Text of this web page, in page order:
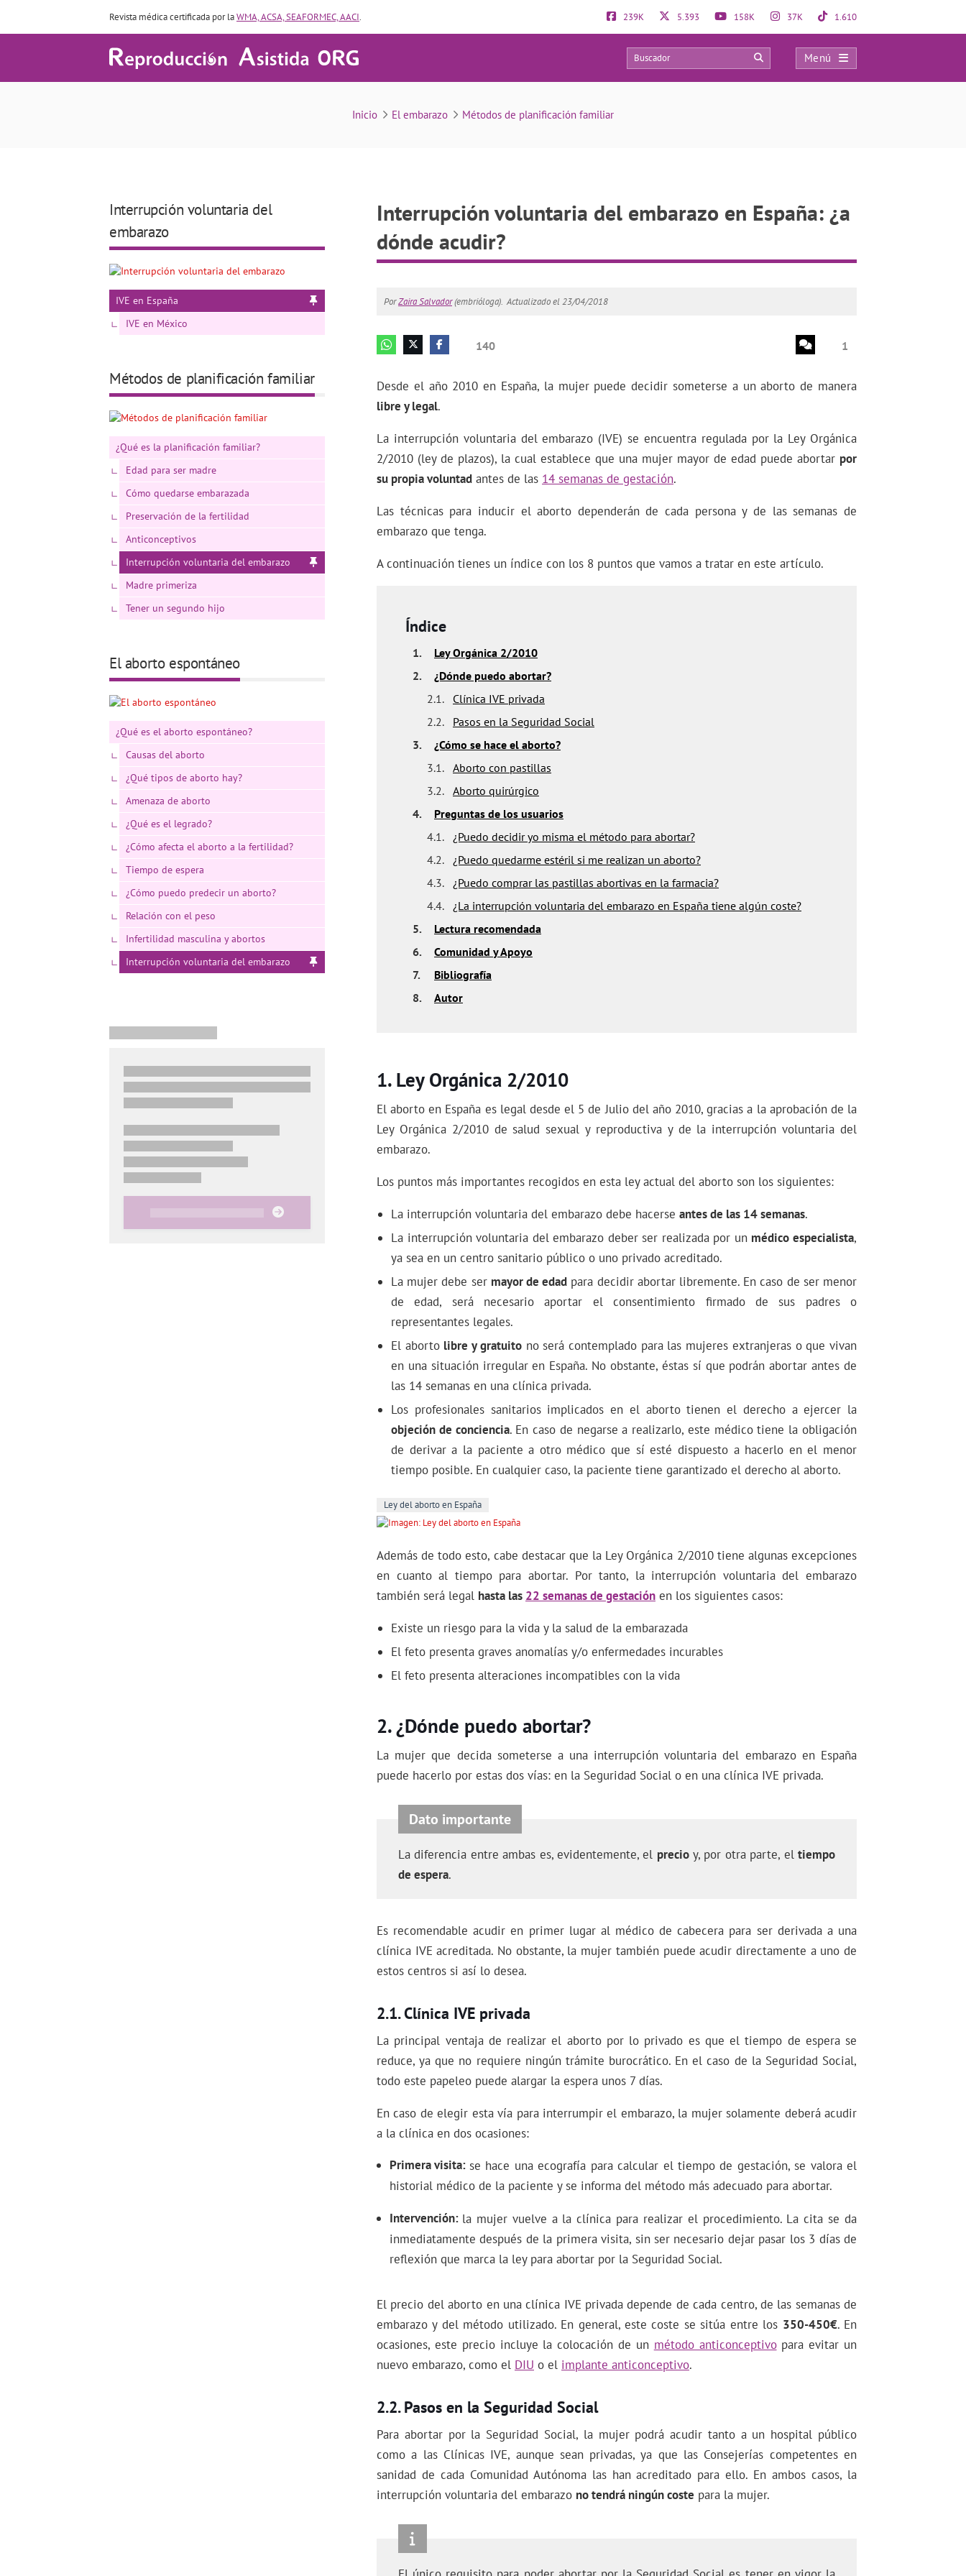
Revista médica certificada por laWMA, ACSA, SEAFORMEC, AACI. 239K 5.393 158K 37K 1.610
Menú
Interrupción voluntaria del embarazo en España: ¿a dónde acudir?
140 1
Inicio El embarazo Métodos de planificación familiar
Interrupción voluntaria del embarazo en España: ¿a
dónde acudir?
PorZaira Salvador(embrióloga). Actualizado el 23/04/2018
140 1
Desde el año 2010 en España, la mujer puede decidir someterse a un aborto de manera
libre y legal.
La interrupción voluntaria del embarazo (IVE) se encuentra regulada por la Ley Orgánica
2/2010 (ley de plazos), la cual establece que una mujer mayor de edad puede abortar por
su propia voluntad antes de las 14 semanas de gestación.
Las técnicas para inducir el aborto dependerán de cada persona y de las semanas de
embarazo que tenga.
A continuación tienes un índice con los 8 puntos que vamos a tratar en este artículo.
Índice
1.
Ley Orgánica 2/2010
2.
¿Dónde puedo abortar?
2.1.
Clínica IVE privada
2.2.
Pasos en la Seguridad Social
3.
¿Cómo se hace el aborto?
3.1. Aborto con pastillas
3.2. Aborto quirúrgico
4.
Preguntas de los usuarios
4.1. ¿Puedo decidir yo misma el método para abortar?
4.2. ¿Puedo quedarme estéril si me realizan un aborto?
4.3. ¿Puedo comprar las pastillas abortivas en la farmacia?
4.4. ¿La interrupción voluntaria del embarazo en España tiene algún coste?
5.
Lectura recomendada
6.
Comunidad y Apoyo
7.
Bibliografía
8.
Autor
Ley Orgánica 2/2010
El aborto en España es legal desde el 5 de Julio del año 2010, gracias a la aprobación de la
Ley Orgánica 2/2010 de salud sexual y reproductiva y de la interrupción voluntaria del
embarazo.
Los puntos más importantes recogidos en esta ley actual del aborto son los siguientes:
La interrupción voluntaria del embarazo debe hacerse antes de las 14 semanas.
La interrupción voluntaria del embarazo deber ser realizada por un médico especialista,
ya sea en un centro sanitario público o uno privado acreditado.
La mujer debe ser mayor de edad para decidir abortar libremente. En caso de ser menor
de edad, será necesario aportar el consentimiento firmado de sus padres o
representantes legales.
El aborto libre y gratuitono será contemplado para las mujeres extranjeras o que vivan
en una situación irregular en España. No obstante, éstas sí que podrán abortar antes de
las 14 semanas en una clínica privada.
Los profesionales sanitarios implicados en el aborto tienen el derecho a ejercer la
objeción de conciencia. En caso de negarse a realizarlo, este médico tiene la obligación
de derivar a la paciente a otro médico que sí esté dispuesto a hacerlo en el menor
tiempo posible. En cualquier caso, la paciente tiene garantizado el derecho al aborto.
Ley del aborto en España
Además de todo esto, cabe destacar que la Ley Orgánica 2/2010 tiene algunas excepciones
en cuanto al tiempo para abortar. Por tanto, la interrupción voluntaria del embarazo
también será legal hasta las 22 semanas de gestación en los siguientes casos:
Existe un riesgo para la vida y la salud de la embarazada
El feto presenta graves anomalías y/o enfermedades incurables
El feto presenta alteraciones incompatibles con la vida
¿Dónde puedo abortar?
La mujer que decida someterse a una interrupción voluntaria del embarazo en España
puede hacerlo por estas dos vías: en la Seguridad Social o en una clínica IVE privada.
La diferencia entre ambas es, evidentemente, el precioy, por otra parte, eltiempo
de espera.
Es recomendable acudir en primer lugar al médico de cabecera para ser derivada a una
clínica IVE acreditada. No obstante, la mujer también puede acudir directamente a uno de
estos centros si así lo desea.
Clínica IVE privada
La principal ventaja de realizar el aborto por lo privado es que el tiempo de espera se
reduce, ya que no requiere ningún trámite burocrático. En el caso de la Seguridad Social,
todo este papeleo puede alargar la espera unos 7 días.
En caso de elegir esta vía para interrumpir el embarazo, la mujer solamente deberá acudir
a la clínica en dos ocasiones:
Primera visita se hace una ecografía para calcular el tiempo de gestación, se valora el
historial médico de la paciente y se informa del método más adecuado para abortar.
Intervención la mujer vuelve a la clínica para realizar el procedimiento. La cita se da
inmediatamente después de la primera visita, sin ser necesario dejar pasar los 3 días de
reflexión que marca la ley para abortar por la Seguridad Social.
El precio del aborto en una clínica IVE privada depende de cada centro, de las semanas de
embarazo y del método utilizado. En general, este coste se sitúa entre los 350-450€. En
ocasiones, este precio incluye la colocación de un método anticonceptivopara evitar un
nuevo embarazo, como el DIU o el implante anticonceptivo.
Pasos en la Seguridad Social
Para abortar por la Seguridad Social, la mujer podrá acudir tanto a un hospital público
como a las Clínicas IVE, aunque sean privadas, ya que las Consejerías competentes en
sanidad de cada Comunidad Autónoma las han acreditado para ello. En ambos casos, la
interrupción voluntaria del embarazo no tendrá ningún coste para la mujer.
Interrupción voluntaria del
embarazo
IVE en España
IVE en México
Métodos de planificación familiar
¿Qué es la planificación familiar?
Edad para ser madre
Cómo quedarse embarazada
Preservación de la fertilidad
Anticonceptivos
Interrupción voluntaria del embarazo
Madre primeriza
Tener un segundo hijo
El aborto espontáneo
¿Qué es el aborto espontáneo?
Causas del aborto
¿Qué tipos de aborto hay?
Amenaza de aborto
¿Qué es el legrado?
¿Cómo afecta el aborto a la fertilidad?
Tiempo de espera
¿Cómo puedo predecir un aborto?
Relación con el peso
Infertilidad masculina y abortos
Interrupción voluntaria del embarazo